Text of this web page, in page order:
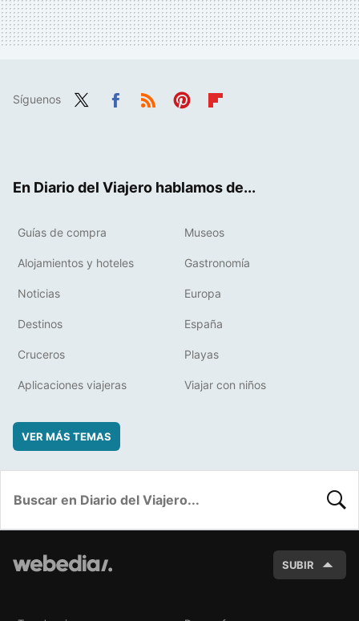
Síguenos
En Diario del Viajero hablamos de...
Guías de compra Museos
Alojamientos y hoteles Gastronomía
Noticias Europa
Destinos España
Cruceros Playas
Aplicaciones viajeras Viajar con niños
VER MÁS TEMAS
SUBIR